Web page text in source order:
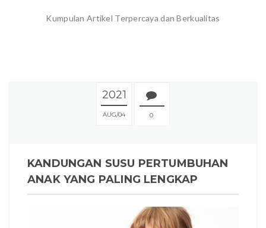
Kumpulan Artikel Terpercaya dan Berkualitas
2021
AUG 04 0
KANDUNGAN SUSU PERTUMBUHAN
ANAK YANG PALING LENGKAP